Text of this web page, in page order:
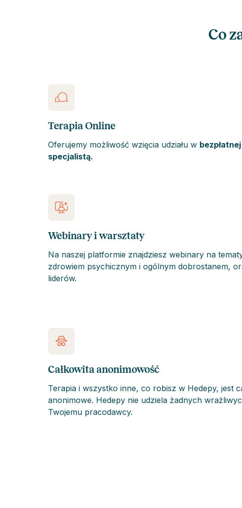
Co
Terapia Online
Oferujemy możliwość wzięcia udziału w
specjalistą.
Webinary i warsztaty
Na naszej platformie znajdziesz webinary na
zdrowiem psychicznym i ogólnym dobrostanem,
liderów.
Całkowita anonimowość
Terapia i wszystko inne, co robisz w Hedepy, jest
anonimowe. Hedepy nie udziela żadnych
Twojemu pracodawcy.